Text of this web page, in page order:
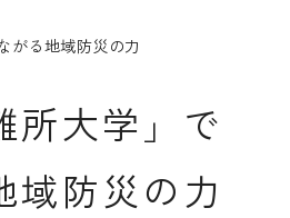
がる地域防災の力
所大学」で
域防災の力